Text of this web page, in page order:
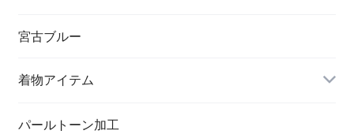
ペンダント
ブローチ
メッセージカード
一筆箋
ハンドメイドキット
宮古ブルー
着物アイテム
パールトーン加工